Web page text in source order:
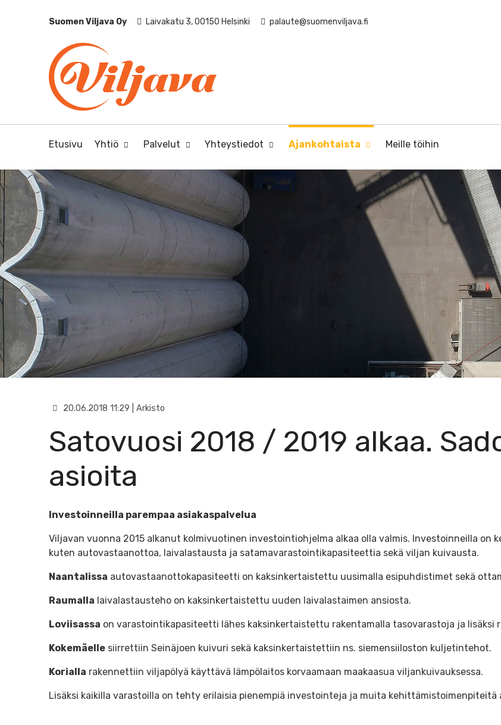
Suomen Viljava Oy Laivakatu 3, 00150 Helsinki palaute@suomenviljava.fi
Etusivu Yhtiö Palvelut Yhteystiedot Ajankohtaista Meille töihin
20.06.2018 11:29 | Arkisto
Satovuosi 2018 / 2019 alkaa.
asioita
Investoinneilla parempaa asiakaspalvelua
Viljavan vuonna 2015 alkanut kolmivuotinen investointiohjelma alkaa olla valmis. Investoinneilla on
kuten autovastaanottoa, laivalastausta ja satamavarastointikapasiteettia sekä viljan kuivausta.
Naantalissa autovastaanottokapasiteetti on kaksinkertaistettu uusimalla esipuhdistimet sekä
Raumalla laivalastausteho on kaksinkertaistettu uuden laivalastaimen ansiosta.
Loviisassa on varastointikapasiteetti lähes kaksinkertaistettu rakentamalla tasovarastoja ja
Kokemäelle siirrettiin Seinäjoen kuivuri sekä kaksinkertaistettiin ns. siemensiiloston kuljetintehot.
Korialla rakennettiin viljapölyä käyttävä lämpölaitos korvaamaan maakaasua viljankuivauksessa.
Lisäksi kaikilla varastoilla on tehty erilaisia pienempiä investointeja ja muita kehittämistoimenpiteitä